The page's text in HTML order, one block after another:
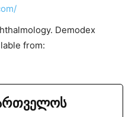
Demodex
from: